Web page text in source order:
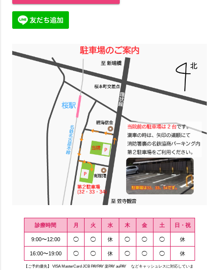
診療時間 月 火 水 木 金 土 日・祝
9:00〜12:00 ◯ ◯ 休 ◯ ◯ ◯ 休
16:00〜19:00 ◯ ◯ 休 ◯ ◯ ◯ 休
【ご予約優先】 VISA MasterCard JCB PAYPAY 楽PAY auPAY などキャッシュレスに対応していま